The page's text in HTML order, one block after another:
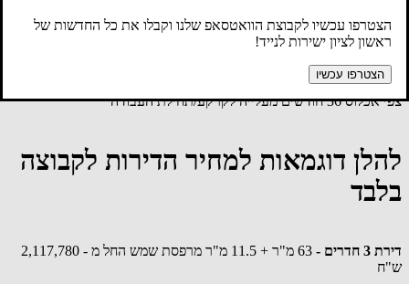
לכל דירה חניה מקורה תת קרקעית. לפנטהאוז 2 חניות
בתשלום.
צפי אכלוס 36 חודשים מעלייה לקרקע/תחילת העבודה
להלן דוגמאות למחיר הדירות לקבוצה
בלבד
דירת 3 חדרים -
63 מ"ר + 11.5 מ"ר מרפסת שמש החל מ - 2,117,780
ש"ח
הצטרפו עכשיו לקבוצת הוואטסאפ שלנו וקבלו את כל החדשות של
ראשון לציון ישירות לנייד!
הצטרפו עכשיו